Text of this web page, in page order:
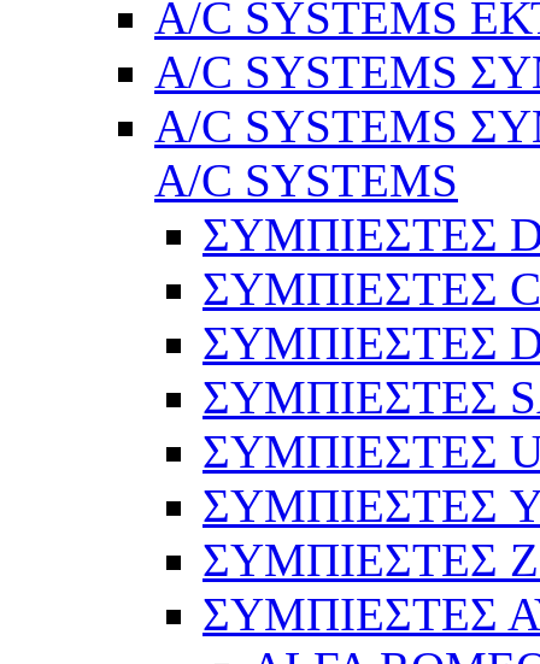
A/C SYSTEMS
A/C SYSTEMS
A/C SYSTEMS
A/C SYSTEMS
ΣΥΜΠΙΕΣΤΕΣ
ΣΥΜΠΙΕΣΤΕΣ
ΣΥΜΠΙΕΣΤΕΣ
ΣΥΜΠΙΕΣΤΕΣ
ΣΥΜΠΙΕΣΤΕΣ
ΣΥΜΠΙΕΣΤΕΣ
ΣΥΜΠΙΕΣΤΕΣ
ΣΥΜΠΙΕΣΤΕΣ